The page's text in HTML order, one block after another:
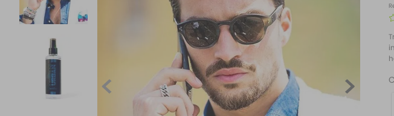
ariana grande
9
santal 33